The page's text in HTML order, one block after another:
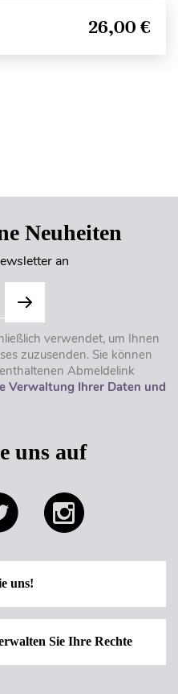
26,00 €
Neuheiten
an
verwendet, um Ihnen
zuzusenden. Sie können
Abmeldelink
Verwaltung Ihrer Daten und
uns auf
uns!
Sie Ihre Rechte